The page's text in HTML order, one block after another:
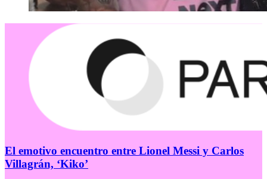
El emotivo encuentro entre Lionel Messi y Carlos
Villagrán, ‘Kiko’